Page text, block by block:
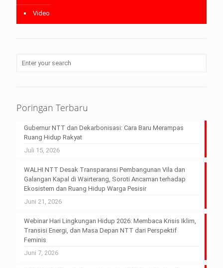
Video
Poringan Terbaru
Gubernur NTT dan Dekarbonisasi: Cara Baru Merampas
Ruang Hidup Rakyat
Juli 15, 2026
WALHI NTT Desak Transparansi Pembangunan Vila dan
Galangan Kapal di Wairterang, Soroti Ancaman terhadap
Ekosistem dan Ruang Hidup Warga Pesisir
Juni 21, 2026
Webinar Hari Lingkungan Hidup 2026: Membaca Krisis Iklim,
Transisi Energi, dan Masa Depan NTT dari Perspektif
Feminis
Juni 7, 2026